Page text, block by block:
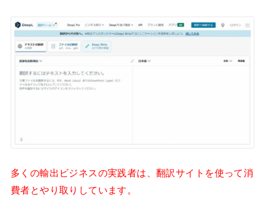
多くの輸出ビジネスの実践者は、翻訳サイトを使って消
費者とやり取りしています。